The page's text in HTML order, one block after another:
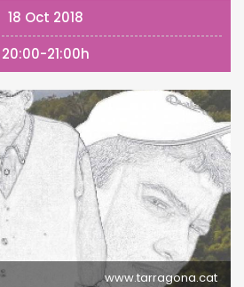
18 Oct 2018
20:00-21:00h
www.tarragona.cat